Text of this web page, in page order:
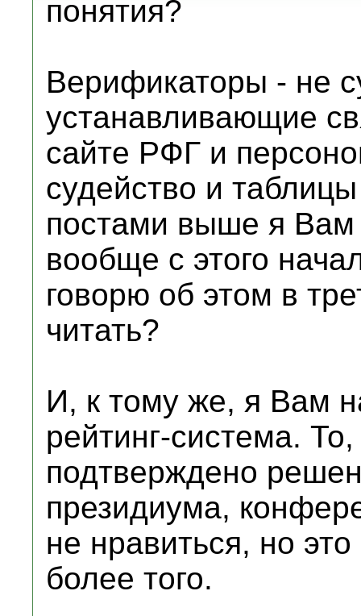
понятия?
Верификаторы - не
устанавливающие
сайте РФГ и
судейство и
постами выше я Вам
вообще с этого
говорю об этом в
читать?
И, к тому же, я Вам
рейтинг-система.
подтверждено
президиума,
не нравиться, но
более того.